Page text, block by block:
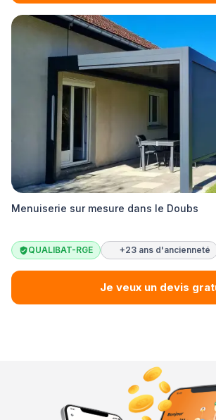
Menuiserie sur mesure dans le Doubs
QUALIBAT-RGE +23 ans d'ancienneté
Je veux un devis